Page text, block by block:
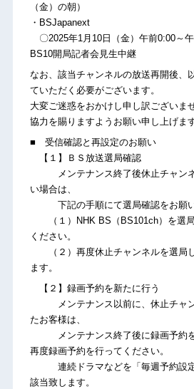
（金）の朝）
・BSJapanext
〇2025年1月10日（金）午前0:00～
BS10開局記者会見生中継
なお、該当チャンネルの放送再開後、
ていただく必要がございます。
大変ご迷惑をおかけし申し訳ございま
協力を賜りますようお願い申し上げます
■ 受信確認と再設定のお願い
【１】ＢＳ放送選局確認
メンテナンス終了後休止チャンネ
い場合は、
下記の手順にて選局確認をお願い
（１）NHK BS（BS101ch）を選局
ください。
（２）再度休止チャンネルを選局
ます。
【２】録画予約を新たに行う
メンテナンス以前に、休止チャン
たお客様は、
メンテナンス終了後に録画予約を
再度録画予約を行ってください。
連続ドラマなどを「毎週予約設定
該当致します。